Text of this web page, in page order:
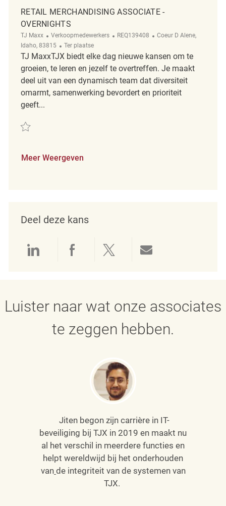
RETAIL MERCHANDISING ASSOCIATE -
OVERNIGHTS
TJ Maxx Categorie
Verkoopmedewerkers ReqId
REQ139408 Plaats
Coeur D Alene,
Idaho, 83815
Afgelegen
Ter plaatse
TJ MaxxTJX biedt elke dag nieuwe kansen om te
groeien, te leren en jezelf te overtreffen. Je maakt
deel uit van een dynamisch team dat diversiteit
omarmt, samenwerking bevordert en prioriteit
geeft...
Redden Retail Merchandising Associate - Overnights REQ139408
Meer Weergeven
Deel deze kans
Delen via LinkedIn
Delen via Facebook
Delen via twitter
Luister naar wat onze associates
te zeggen hebben.
Jiten begon zijn carrière in IT-
beveiliging bij TJX in 2019 en maakt nu
al het verschil in meerdere functies en
helpt wereldwijd bij het onderhouden
van de integriteit van de systemen van
TJX.